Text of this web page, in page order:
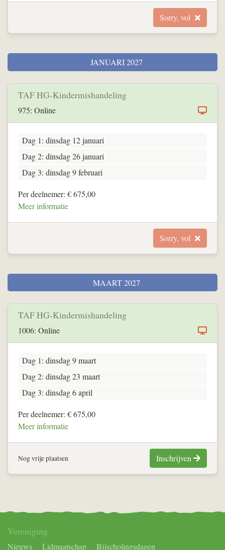
Sorry, vol
JANUARI 2027
TAF HG-Kindermishandeling
975: Online
Dag 1: dinsdag 12 januari
Dag 2: dinsdag 26 januari
Dag 3: dinsdag 9 februari
Per deelnemer: € 675,00
Meer informatie
Sorry, vol
MAART 2027
TAF HG-Kindermishandeling
1006: Online
Dag 1: dinsdag 9 maart
Dag 2: dinsdag 23 maart
Dag 3: dinsdag 6 april
Per deelnemer: € 675,00
Meer informatie
Nog vrije plaatsen Inschrijven
Vereniging
Nieuws Lidmaatschap Bijscholingsdagen